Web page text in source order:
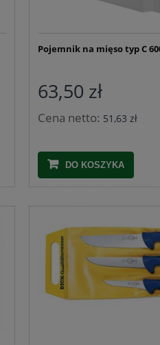
Skrzynka plastikowa na owoce i warzywa
46,32 zł
DO KOSZYKA
Pojemnik na mięso typ C
63,50 zł
Cena netto: 51,63 zł
DO KOSZYKA